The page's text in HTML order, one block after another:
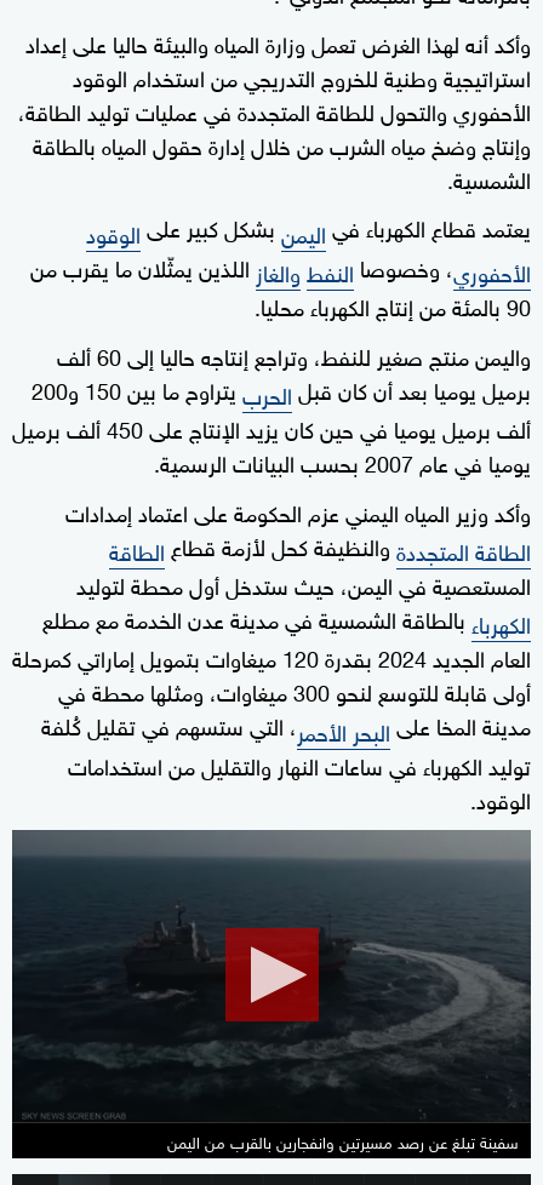
وأكد أنه لهذا الغرض تعمل وزارة المياه والبيئة حاليا على إعداد
استراتيجية وطنية للخروج التدريجي من استخدام الوقود
الأحفوري والتحول للطاقة المتجددة في عمليات توليد الطاقة،
وإنتاج وضخ مياه الشرب من خلال إدارة حقول المياه بالطاقة
الشمسية.
يعتمد قطاع الكهرباء فياليمنبشكل كبير علىالوقود
الأحفوري، وخصوصا النفطوالغاز اللذين يمثّلان ما يقرب من
90 بالمئة من إنتاج الكهرباء محليا.
واليمن منتج صغير للنفط، وتراجع إنتاجه حاليا إلى 60 ألف
برميل يوميا بعد أن كان قبلالحرب
يتراوح ما بين 150 و200
ألف برميل يوميا في حين كان يزيد الإنتاج على 450 ألف برميل
يوميا في عام 2007 بحسب البيانات الرسمية.
وأكد وزير المياه اليمني عزم الحكومة على اعتماد إمدادات
الطاقة المتجددةوالنظيفة كحل لأزمة قطاع الطاقة
المستعصية في اليمن، حيث ستدخل أول محطة لتوليد
الكهرباءبالطاقة الشمسية في مدينة عدن الخدمة مع مطلع
العام الجديد 2024 بقدرة 120 ميغاوات بتمويل إماراتي كمرحلة
أولى قابلة للتوسع لنحو 300 ميغاوات، ومثلها محطة في
مدينة المخا علىالبحر الأحمر، التي ستسهم في تقليل كُلفة
توليد الكهرباء في ساعات النهار والتقليل من استخدامات
الوقود.
سفينة تبلغ عن رصد مسيرتين وانفجارين بالقرب من اليمن